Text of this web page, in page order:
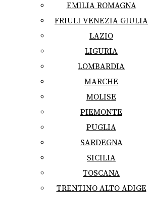
EMILIA ROMAGNA
FRIULI VENEZIA GIULIA
LAZIO
LIGURIA
LOMBARDIA
MARCHE
MOLISE
PIEMONTE
PUGLIA
SARDEGNA
SICILIA
TOSCANA
TRENTINO ALTO ADIGE